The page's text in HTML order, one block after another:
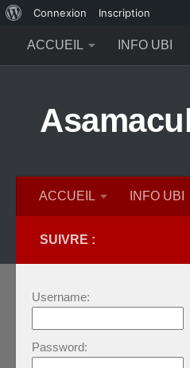
propos
de
Connexion Inscription
ACCUEIL
INFO UBI
ACCUEIL INFO UBI
SUIVRE :
Username:
Password: